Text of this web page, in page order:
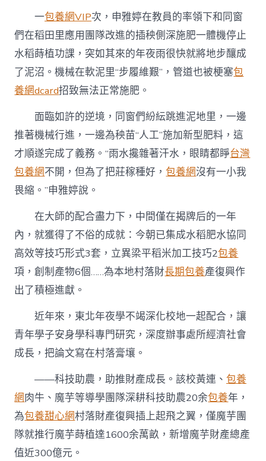
一包養網VIP次，申雅婷在教員的率領下和同窗
們在稻田里應用團隊改進的插秧側深施肥一體機停止
水稻蒔植功課，突如其來的年夜雨很快就將地步釀成
了泥沼。機械在軟泥里“步履維艱”，管道也被梗塞包
養網dcard招致無法正常施肥。
面臨如許的逆境，同窗們紛紜跳進泥地里，一邊
推著機械行進，一邊為秧苗“人工”施加新型肥料，這
才順遂完成了義務。“雨水攙雜著汗水，眼睛都睜台灣
包養網不開，但為了把莊稼種好，包養網沒有一小我
畏縮。”申雅婷說。
在大師的配合盡力下，中間僅在揭牌后的一年
內，就獲得了不俗的成就：今朝已集成水稻肥水協同
高效等技巧形式3套，立異梁平稻米加工技巧2包養
項，創制產物6個……為本地村落財長期包養產復興作
出了積極進獻。
近年來，東北年夜學不竭深化校地一起配合，讓
青年學子安身學科專門研究，深度辦事處所經濟社會
成長，把論文寫在村落膏壤。
——科技助農，助推財產成長。該校黃連、包養
網肉牛、魔芋等導學團隊深耕科技助農20余包養年，
為包養甜心網村落財產復興插上起飛之翼，僅魔芋團
隊就推行魔芋蒔植達1600余萬畝，新增魔芋財產總產
值近300億元。